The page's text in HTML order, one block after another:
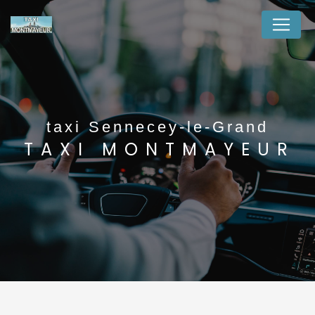
taxi Sennecey-le-Grand
TAXI MONTMAYEUR
Panneau de gestion des cookies